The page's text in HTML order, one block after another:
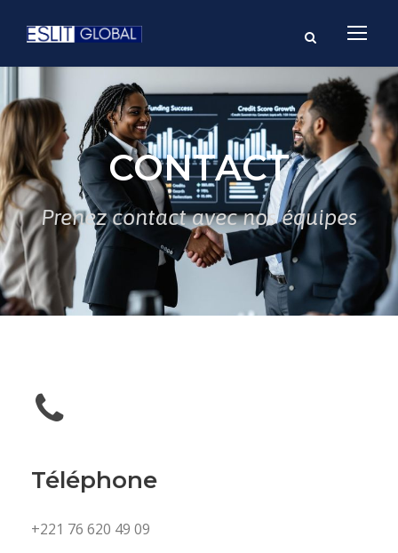
CONTACT
Prenez contact avec nos équipes
Téléphone
+221 76 620 49 09